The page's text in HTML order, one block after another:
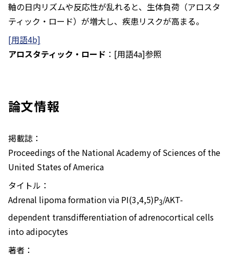
軸の日内リズムや反応性が乱れると、生体負荷（アロスタ
ティック・ロード）が増大し、疾患リスクが高まる。
[用語4b]
アロスタティック・ロード ：[用語4a]参照
論文情報
掲載誌：
Proceedings of the National Academy of Sciences of the
United States of America
タイトル：
Adrenal lipoma formation via PI(3,4,5)P3/AKT-
dependent transdifferentiation of adrenocortical cells
into adipocytes
著者：